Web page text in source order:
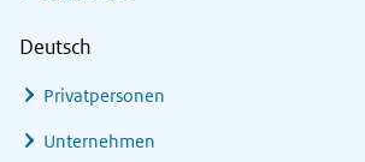
Deutsch
Privatpersonen
Unternehmen